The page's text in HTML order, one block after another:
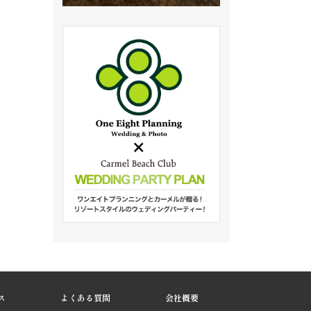
よくある質問 会社概要